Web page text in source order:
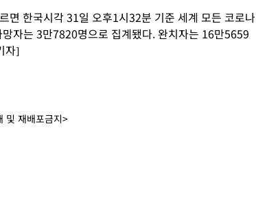
면 한국시각 31일 오후1시32분 기준 세계 모든 코로나
자는 3만7820명으로 집계됐다. 완치자는 16만5659
자]
및 재배포금지>